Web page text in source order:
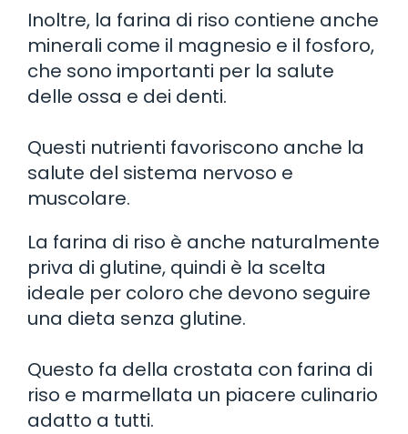
Inoltre, la farina di riso contiene anche
minerali come il magnesio e il fosforo,
che sono importanti per la salute
delle ossa e dei denti.
Questi nutrienti favoriscono anche la
salute del sistema nervoso e
muscolare.
La farina di riso è anche naturalmente
priva di glutine, quindi è la scelta
ideale per coloro che devono seguire
una dieta senza glutine.
Questo fa della crostata con farina di
riso e marmellata un piacere culinario
adatto a tutti.